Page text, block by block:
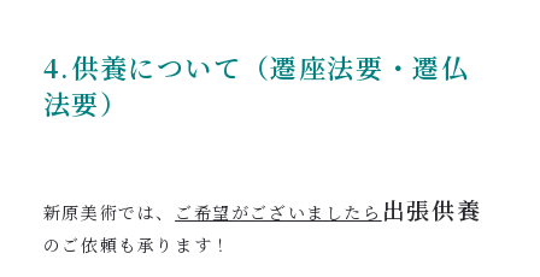
4.供養について（遷座法要・遷仏
法要）
新原美術では、 ご希望がございましたら 出張供養
のご依頼も承ります！